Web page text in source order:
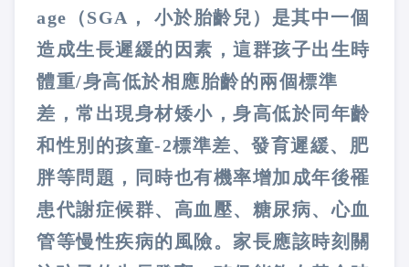
age（SGA， 小於胎齡兒）是其中一個
造成生長遲緩的因素，這群孩子出生時
體重/身高低於相應胎齡的兩個標準
差，常出現身材矮小，身高低於同年齡
和性別的孩童-2標準差、發育遲緩、肥
胖等問題，同時也有機率增加成年後罹
患代謝症候群、高血壓、糖尿病、心血
管等慢性疾病的風險。家長應該時刻關